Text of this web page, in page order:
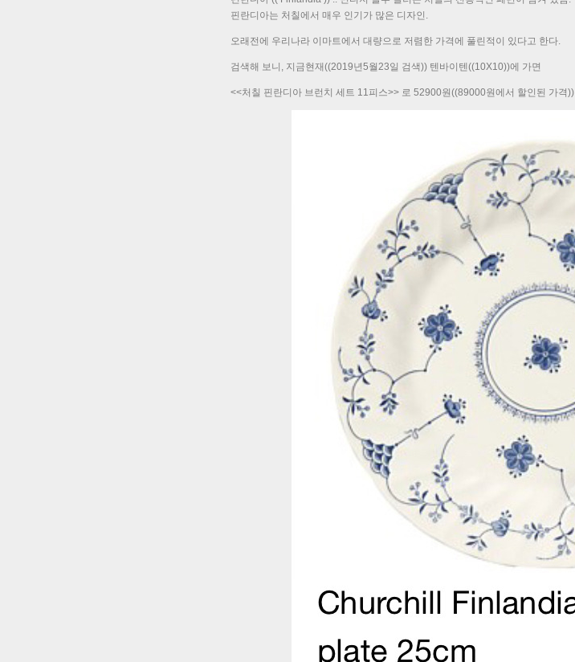
핀란디아는 처칠에서 매우 인기가 많은 디자인.
오래전에 우리나라 이마트에서 대량으로 저렴한 가격에 풀린적이 있다고 한다.
검색해 보니, 지금현재((2019년5월23일 검색)) 텐바이텐((10X10))에 가면
<<처칠 핀란디아 브런치 세트 11피스>> 로 52900원((89000원에서 할인된 가격))